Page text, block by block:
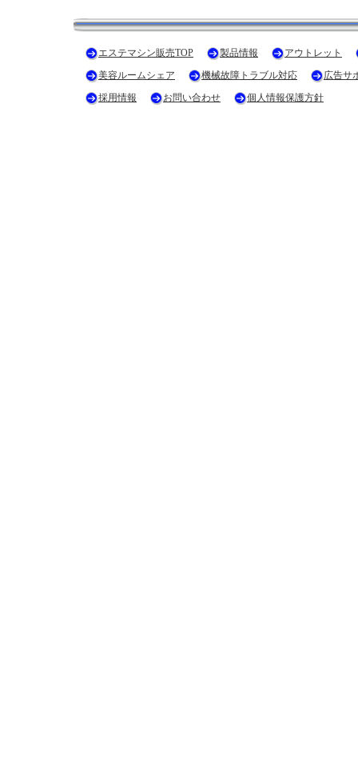
エステマシン販売TOP 製品情報
アウトレット
美容ルームシェア
機械故障トラブル対応
広告サ
採用情報
お問い合わせ 個人情報保護方針